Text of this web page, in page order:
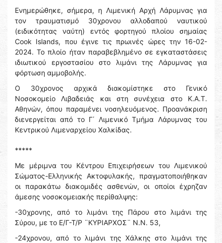
Ενημερώθηκε, σήμερα, η Λιμενική Αρχή Λάρυμνας για
τον τραυματισμό 30χρονου αλλοδαπού ναυτικού
(ειδικότητας ναύτη) εντός φορτηγού πλοίου σημαίας
Cook Islands, που έγινε τις πρωινές ώρες την 16-02-
2024. Το πλοίο ήταν παραβεβλημένο σε εγκαταστάσεις
ιδιωτικού εργοστασίου στο λιμάνι της Λάρυμνας για
φόρτωση αμμοβολής.
Ο 30χρονος αρχικά διακομίστηκε στο Γενικό
Νοσοκομείο Λιβαδειάς και στη συνέχεια στο Κ.Α.Τ.
Αθηνών, όπου παραμένει νοσηλευόμενος. Προανάκριση
διενεργείται από το Γ΄ Λιμενικό Τμήμα Λάρυμνας του
Κεντρικού Λιμεναρχείου Χαλκίδας.
*****
Με μέριμνα του Κέντρου Επιχειρήσεων του Λιμενικού
Σώματος-Ελληνικής Ακτοφυλακής, πραγματοποιήθηκαν
οι παρακάτω διακομιδές ασθενών, οι οποίοι έχρηζαν
άμεσης νοσοκομειακής περίθαλψης:
-30χρονης, από το λιμάνι της Πάρου στο λιμάνι της
Σύρου, με το Ε/Γ-Τ/Ρ ¨ΚΥΡΙΑΡΧΟΣ¨ Ν.Ν. 53,
-24χρονου, από το λιμάνι της Χάλκης στο λιμάνι της